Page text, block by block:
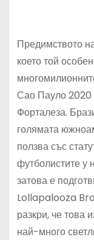
Предимството
което той
Сао Пауло 2020
Форталеза.
голямата
ползва със
футболистите у
затова е
Lollapalooza
разкри, че това
най-много